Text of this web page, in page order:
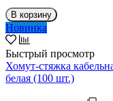
В корзину
Новинка
Быстрый просмотр
Хомут-стяжка
белая (100 шт.)